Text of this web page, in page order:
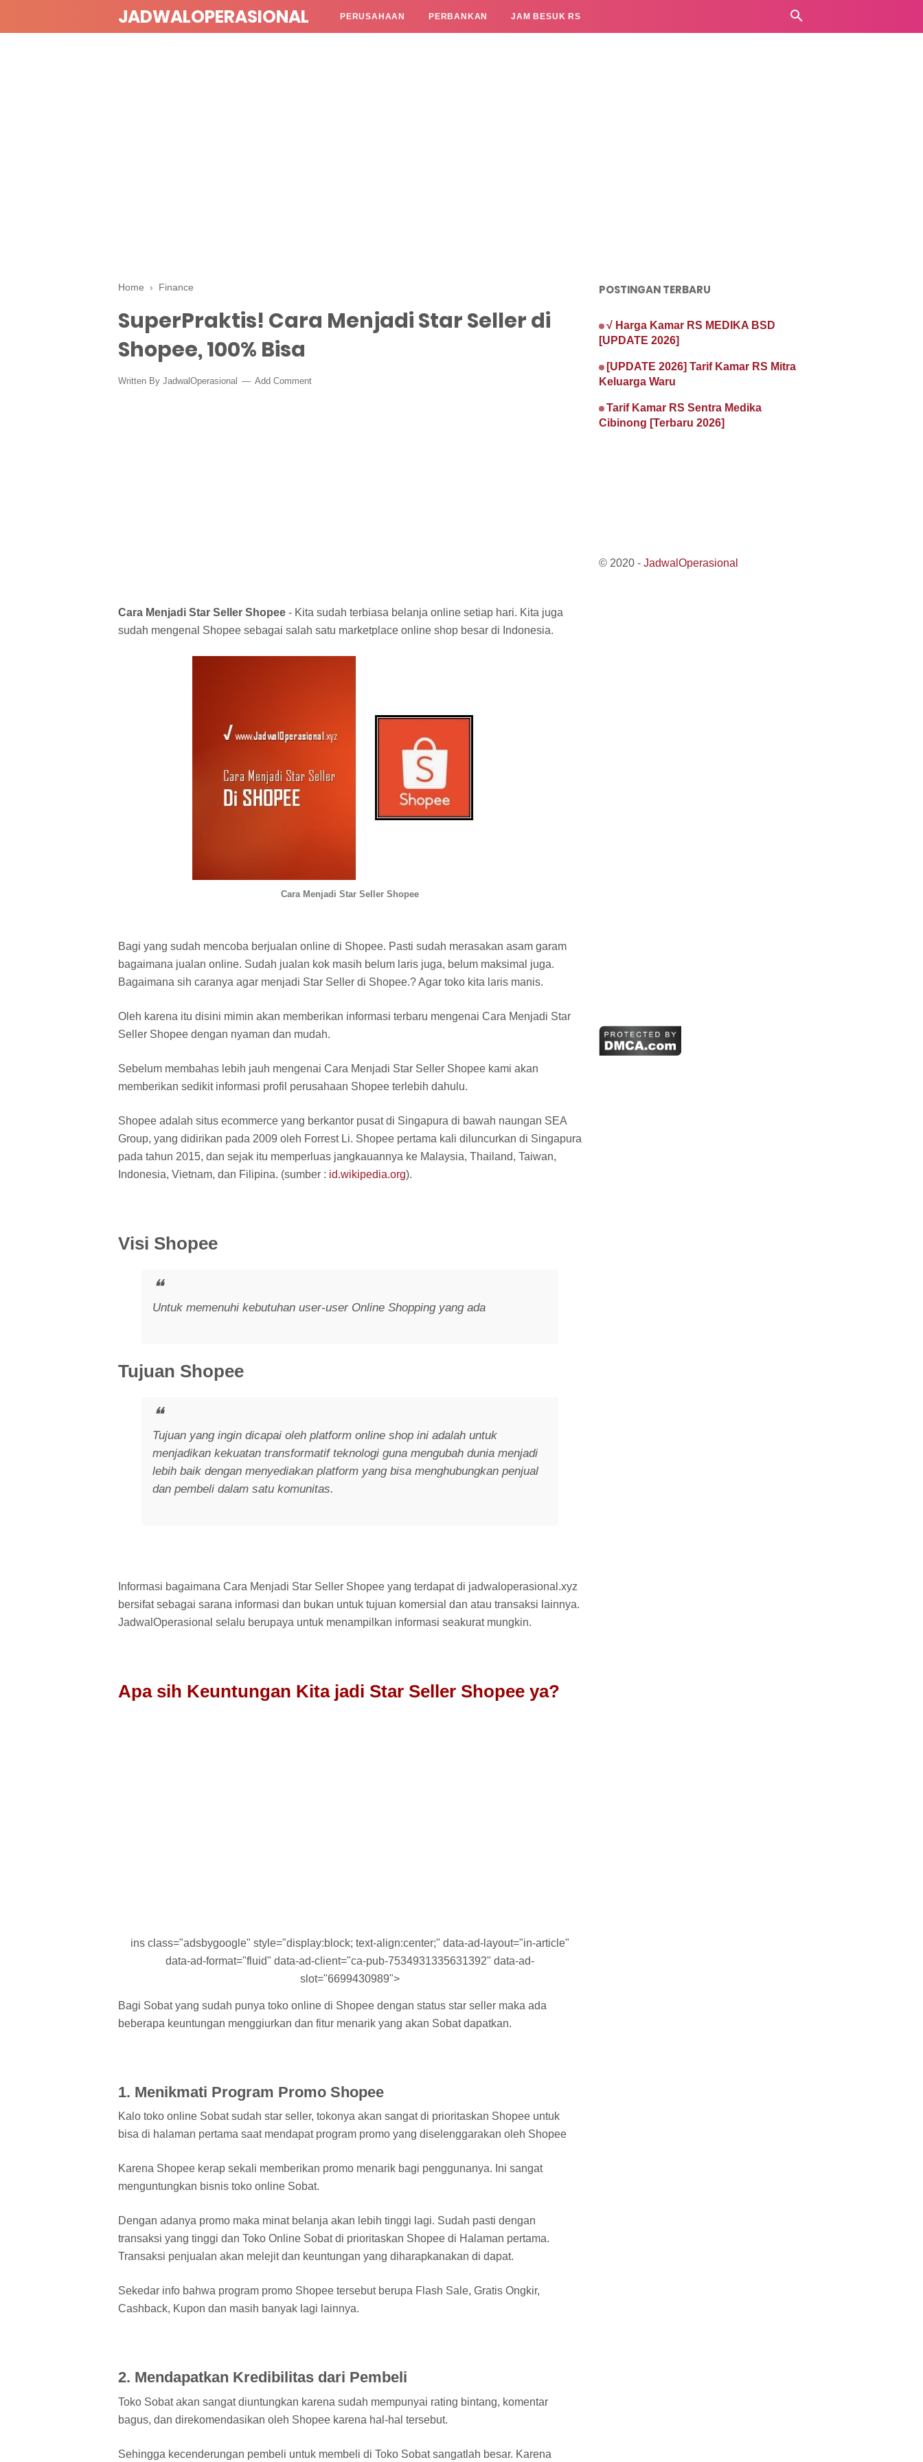
JADWALOPERASIONAL PERUSAHAAN PERBANKAN JAM BESUK RS
Home › Finance
SuperPraktis! Cara Menjadi Star Seller di
Shopee, 100% Bisa
Written By JadwalOperasional Add Comment
Cara Menjadi Star Seller Shopee - Kita sudah terbiasa belanja online setiap hari. Kita juga
sudah mengenal Shopee sebagai salah satu marketplace online shop besar di Indonesia.
Cara Menjadi Star Seller Shopee
Bagi yang sudah mencoba berjualan online di Shopee. Pasti sudah merasakan asam garam
bagaimana jualan online. Sudah jualan kok masih belum laris juga, belum maksimal juga.
Bagaimana sih caranya agar menjadi Star Seller di Shopee.? Agar toko kita laris manis.
Oleh karena itu disini mimin akan memberikan informasi terbaru mengenai Cara Menjadi Star
Seller Shopee dengan nyaman dan mudah.
Sebelum membahas lebih jauh mengenai Cara Menjadi Star Seller Shopee kami akan
memberikan sedikit informasi profil perusahaan Shopee terlebih dahulu.
Shopee adalah situs ecommerce yang berkantor pusat di Singapura di bawah naungan SEA
Group, yang didirikan pada 2009 oleh Forrest Li. Shopee pertama kali diluncurkan di Singapura
pada tahun 2015, dan sejak itu memperluas jangkauannya ke Malaysia, Thailand, Taiwan,
Indonesia, Vietnam, dan Filipina. (sumber : id.wikipedia.org).
Visi Shopee
Untuk memenuhi kebutuhan user-user Online Shopping yang ada
Tujuan Shopee
Tujuan yang ingin dicapai oleh platform online shop ini adalah untuk
menjadikan kekuatan transformatif teknologi guna mengubah dunia menjadi
lebih baik dengan menyediakan platform yang bisa menghubungkan penjual
dan pembeli dalam satu komunitas.
Informasi bagaimana Cara Menjadi Star Seller Shopee yang terdapat di jadwaloperasional.xyz
bersifat sebagai sarana informasi dan bukan untuk tujuan komersial dan atau transaksi lainnya.
JadwalOperasional selalu berupaya untuk menampilkan informasi seakurat mungkin.
Apa sih Keuntungan Kita jadi Star Seller Shopee ya?
ins class="adsbygoogle" style="display:block; text-align:center;" data-ad-layout="in-article"
data-ad-format="fluid" data-ad-client="ca-pub-7534931335631392" data-ad-
slot="6699430989">
Bagi Sobat yang sudah punya toko online di Shopee dengan status star seller maka ada
beberapa keuntungan menggiurkan dan fitur menarik yang akan Sobat dapatkan.
1. Menikmati Program Promo Shopee
Kalo toko online Sobat sudah star seller, tokonya akan sangat di prioritaskan Shopee untuk
bisa di halaman pertama saat mendapat program promo yang diselenggarakan oleh Shopee
Karena Shopee kerap sekali memberikan promo menarik bagi penggunanya. Ini sangat
menguntungkan bisnis toko online Sobat.
Dengan adanya promo maka minat belanja akan lebih tinggi lagi. Sudah pasti dengan
transaksi yang tinggi dan Toko Online Sobat di prioritaskan Shopee di Halaman pertama.
Transaksi penjualan akan melejit dan keuntungan yang diharapkanakan di dapat.
Sekedar info bahwa program promo Shopee tersebut berupa Flash Sale, Gratis Ongkir,
Cashback, Kupon dan masih banyak lagi lainnya.
2. Mendapatkan Kredibilitas dari Pembeli
Toko Sobat akan sangat diuntungkan karena sudah mempunyai rating bintang, komentar
bagus, dan direkomendasikan oleh Shopee karena hal-hal tersebut.
Sehingga kecenderungan pembeli untuk membeli di Toko Sobat sangatlah besar. Karena
POSTINGAN TERBARU
√ Harga Kamar RS MEDIKA BSD
[UPDATE 2026]
[UPDATE 2026] Tarif Kamar RS Mitra
Keluarga Waru
Tarif Kamar RS Sentra Medika
Cibinong [Terbaru 2026]
© 2020 - JadwalOperasional